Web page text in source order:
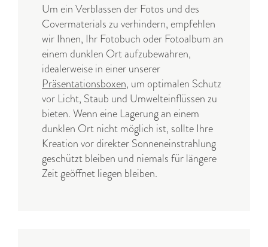
Um ein Verblassen der Fotos und des
Covermaterials zu verhindern, empfehlen
wir Ihnen, Ihr Fotobuch oder Fotoalbum an
einem dunklen Ort aufzubewahren,
idealerweise in einer unserer
Präsentationsboxen, um optimalen Schutz
vor Licht, Staub und Umwelteinflüssen zu
bieten. Wenn eine Lagerung an einem
dunklen Ort nicht möglich ist, sollte Ihre
Kreation vor direkter Sonneneinstrahlung
geschützt bleiben und niemals für längere
Zeit geöffnet liegen bleiben.